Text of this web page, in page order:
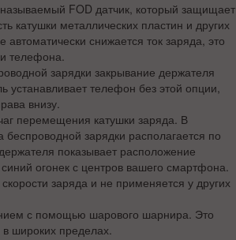
FOD датчик, который защищает
катушки металлических пластин и других
снижается ток заряда, это
телефона.
зарядки закрывание держателя
устанавливает телефон без этой опции,
внизу.
перемещения катушки заряда. В
зарядки располагается по
показывает расположение
огонек с центров вашего смартфона.
заряда и не применяется у других
с помощью шарового шарнира. Это
в широких пределах.